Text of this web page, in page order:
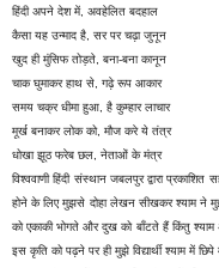
हिंदी अपने देश में, अवहेलित बदहाल
कैसा यह उन्माद है, सर पर चढ़ा जुनून
खुद ही मुंसिफ तोड़ते, बना-बना कानून
चाक घुमाकर हाथ से, गढ़े रूप आकार
समय चक्र धीमा हुआ, है कुम्हार लाचार
मूर्ख बनाकर लोक को, मौज करे ये तंत्र
धोखा झूठ फरेब छल, नेताओं के मंत्र
विश्ववाणी हिंदी संस्थान जबलपुर द्वारा
होने के लिए मुझसे दोहा लेखन सीखकर श्याम ने
को एकाकी भोगते और दुख को बाँटते हैं किंतु
इस कृति को पढ़ने पर ही मुझे विद्यार्थी श्याम में